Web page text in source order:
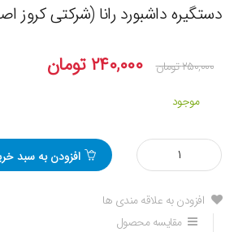
دستگیره داشبورد رانا (شرکتی کروز
۲۵۰,۰۰۰تومان ۲۴۰,۰۰۰ تومان
موجود
مقدار
دستگیره
رانا
(شرکتی
افزودن به سبد
افزودن به علاقه مندی ها
مقایسه محصول